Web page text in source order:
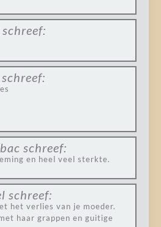
schreef:
schreef:
schreef:
en heel veel sterkte.
schreef:
het verlies van je moeder.
haar grappen en guitige